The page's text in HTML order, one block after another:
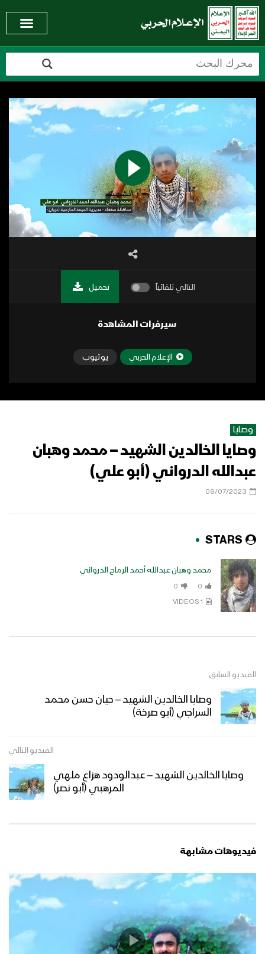
التالي تلقائياً تحميل
سيرفرات المشاهدة
الإعلام الحربي يوتيوب
وصايا
وصايا الخالدين الشهيد – محمد وهبان
عبدالله الدرواني (أبو علي)
09/07/2023
STARS
محمد وهبان عبدالله أحمد الرماح الدرواني
0
0
1 VIDEOS
الفيديو السابق
وصايا الخالدين الشهيد – حيان حسن محمد
السراجي (أبو صرخة)
الفيديو التالي
وصايا الخالدين الشهيد – عبدالودود هزاع ملهي
المرهبي (أبو نصر)
فيديوهات مشابهة